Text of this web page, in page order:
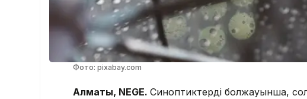
Фото: pixabay.com
Алматы, NEGE. Синоптиктердің болжауынша,